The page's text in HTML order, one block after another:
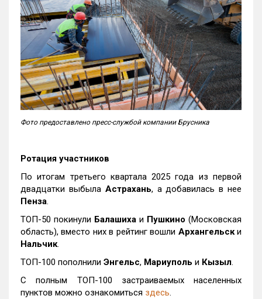
Фото предоставлено пресс-службой компании Брусника
Ротация участников
По итогам третьего квартала 2025 года из первой
двадцатки выбыла Астрахань, а добавилась в нее
Пенза.
ТОП-50 покинули Балашиха и Пушкино (Московская
область), вместо них в рейтинг вошли Архангельски
Нальчик.
ТОП-100 пополнили Энгельс, Мариуполь и Кызыл.
С полным ТОП-100 застраиваемых населенных
пунктов можно ознакомиться здесь.